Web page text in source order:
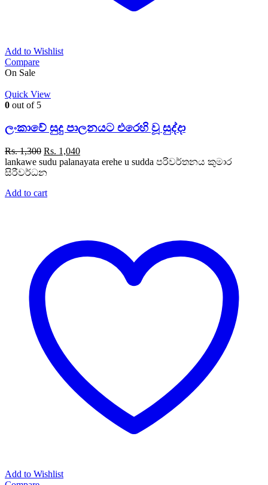
Add to Wishlist
Compare
On Sale
Quick View
0 out of 5
ලංකාවේ සුදු පාලනයට එරෙහි වූ සුද්දා
Rs.1,300 Original
price
was:
Rs. 1,040Current
price
lankawe sudu palanayata erehe u sudda පරිවර්තනය කුමාර
සිරීවර්ධන
Add to cart
Add to Wishlist